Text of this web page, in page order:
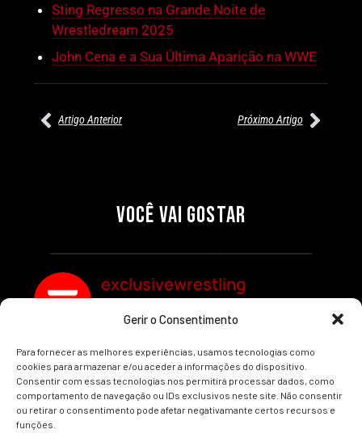
Gerir o Consentimento
Para fornecer as melhores experiências, usamos tecnologias como
cookies para armazenar e/ou aceder a informações do dispositivo.
Consentir com essas tecnologias nos permitirá processar dados, como
comportamento de navegação ou IDs exclusivos neste site. Não consentir
ou retirar o consentimento pode afetar negativamante certos recursos e
funções.
Sting Regresso na Grande Noite de
Wrestledream 2025
John Cena e a Sua Última Aparição na WWE
Artigo Anterior Próximo Artigo
VOCÊ VAI GOSTAR
SEGMENTOS A NÃO PERDER
Por exclusivewrestling
MUNDIAL FEMININO NA AEW
REDEMPTION
Por exclusivewrestling
exclusivewrestling
Ver mais Artigos